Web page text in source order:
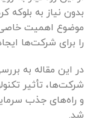
بدون نیاز به
موضوع اهمیت خاصی
را برای شرکت‌ها
در این مقاله به
شرکت‌ها، تأثیر
و راه‌های جذب
شد.